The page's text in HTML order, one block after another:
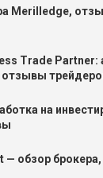
Merilledge,
Trade Partner:
на
— обзор